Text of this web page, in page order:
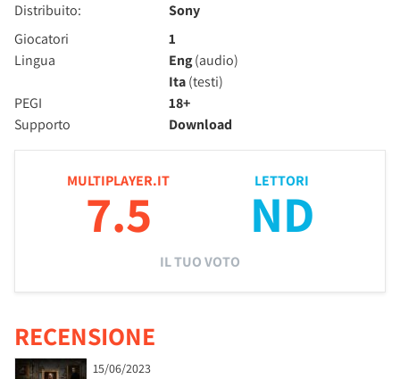
Distribuito:
Sony
Giocatori
1
Lingua
Eng(audio)
Ita(testi)
PEGI
18+
Supporto
Download
MULTIPLAYER.IT
7.5
LETTORI
ND
IL TUO VOTO
RECENSIONE
15/06/2023